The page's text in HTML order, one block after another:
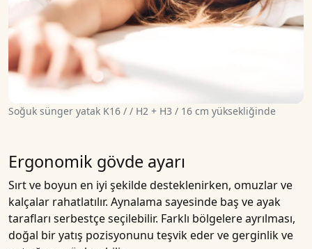
Soğuk sünger yatak K16 / / H2 + H3 / 16 cm yüksekliğinde
Ergonomik gövde ayarı
Sırt ve boyun en iyi şekilde desteklenirken, omuzlar ve
kalçalar rahatlatılır. Aynalama sayesinde baş ve ayak
tarafları serbestçe seçilebilir. Farklı bölgelere ayrılması,
doğal bir yatış pozisyonunu teşvik eder ve gerginlik ve